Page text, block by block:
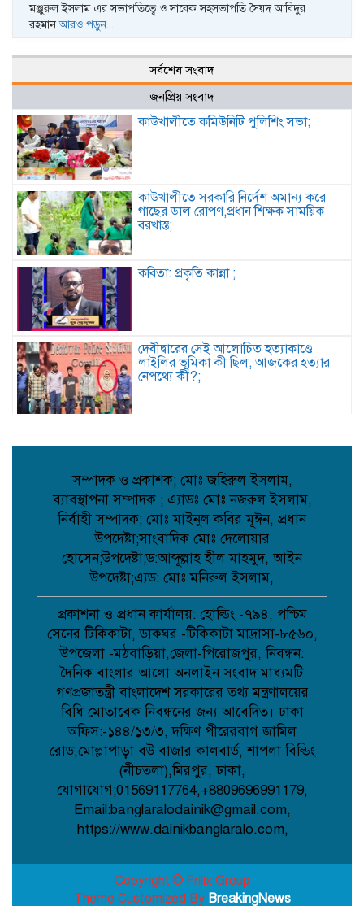
মঞ্জুরুল ইসলাম এর সভাপতিত্বে ও সাবেক সহসভাপতি সৈয়দ আবিদুর
রহমানআরও পড়ুন...
সর্বশেষ সংবাদ
জনপ্রিয় সংবাদ
কাউখালীতে কমিউনিটি পুলিশিং সভা;
কাউখালীতে সরকারি নির্দেশ অমান্য করে
গাছের ডাল রোপণ,প্রধান শিক্ষক সাময়িক
বরখাস্ত;
কবিতা: প্রকৃতি কান্না ;
দেবীদ্বারের সেই আলোচিত হত্যাকাণ্ডে
লাইলির ভূমিকা কী ছিল, আজকের হত্যার
নেপথ্যে কী?;
ভরসার প্রতীক: রাজিব হোসেন;
দেবিদ্বারে ভাড়াটিয়ার হাতে বাড়ির মালিক খুন,
পলিথিনে মোড়ানো লাশের ৯ প্যাকেট উদ্ধার,
আটক ১;
নওগাঁর আত্রাইয়ে পুলিশের অভিযানে ৫ জন
গ্রেপ্তার;
কবিতা: চমকের পাঠ কৌশল ;
আমান উল্লাহ আমানের সাথে নিশু ও মহিলা
দলের নেত্রীদের সৌজন্য স্বাক্ষাৎ ;
মানববন্ধনের নামে অপপ্রচার নয়, সামাজিক
সম্প্রীতি রক্ষায় প্রশাসনের কঠোর নজরদারি
সম্পাদক ও প্রকাশক; মোঃ জহিরুল ইসলাম,
ব্যাবস্থাপনা সম্পাদক ; এ্যাডঃ মোঃ নজরুল ইসলাম,
নির্বাহী সম্পাদক; মোঃ মাইনুল কবির মূঈন, প্রধান
উপদেষ্টা;সাংবাদিক মোঃ দেলোয়ার
হোসেন;উপদেষ্টা;ড:আব্দূল্লাহ হীল মাহমুদ, আইন
উপদেষ্টা;এ্যড: মোঃ মনিরুল ইসলাম,
প্রকাশনা ও প্রধান কার্যালয়: হোল্ডিং -৭৯৪, পশ্চিম
সেনের টিকিকাটা, ডাকঘর -টিকিকাটা মাদ্রাসা-৮৫৬০,
উপজেলা -মঠবাড়িয়া,জেলা-পিরোজপুর, নিবন্ধন:
দৈনিক বাংলার আলো অনলাইন সংবাদ মাধ্যমটি
গণপ্রজাতন্ত্রী বাংলাদেশ সরকারের তথ্য মন্ত্রণালয়ের
বিধি মোতাবেক নিবন্ধনের জন্য আবেদিত। ঢাকা
অফিস:-১৪৪/১৩/৩, দক্ষিণ পীরেরবাগ জামিল
রোড,মোল্লাপাড়া বউ বাজার কালবার্ড, শাপলা বিল্ডিং
(নীচতলা),মিরপুর, ঢাকা,
যোগাযোগ;01569117764,+8809696991179,
Email:banglaralodainik@gmail.com,
https://www.dainikbanglaralo.com,
Copyright © Frilix Group
Theme Customized By BreakingNews